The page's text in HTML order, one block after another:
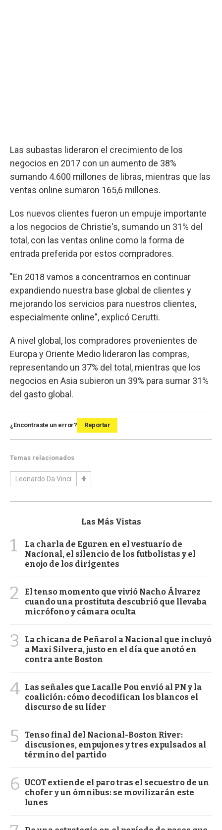
Las subastas lideraron el crecimiento de los
negocios en 2017 con un aumento de 38%
sumando 4.600 millones de libras, mientras que las
ventas online sumaron 165,6 millones.
Los nuevos clientes fueron un empuje importante
a los negocios de Christie's, sumando un 31% del
total, con las ventas online como la forma de
entrada preferida por estos compradores.
"En 2018 vamos a concentrarnos en continuar
expandiendo nuestra base global de clientes y
mejorando los servicios para nuestros clientes,
especialmente online", explicó Cerutti.
A nivel global, los compradores provenientes de
Europa y Oriente Medio lideraron las compras,
representando un 37% del total, mientras que los
negocios en Asia subieron un 39% para sumar 31%
del gasto global.
¿Encontraste un error? Reportar
Temas relacionados
Leonardo Da Vinci
Las Más Vistas
1
La charla de Eguren en el vestuario de
Nacional, el silencio de los futbolistas y el
enojo de los dirigentes
2
El tenso momento que vivió Nacho Álvarez
cuando una prostituta descubrió que llevaba
micrófono y cámara oculta
3
La chicana de Peñarol a Nacional que incluyó
a Maxi Silvera, justo en el día que anotó en
contra ante Boston
4 Las señales que Lacalle Pou envió al PN y la
coalición: cómo decodifican los blancos el
discurso de su líder
5
Tenso final del Nacional-Boston River:
discusiones, empujones y tres expulsados al
término del partido
6 UCOT extiende el paro tras el secuestro de un
chofer y un ómnibus: se movilizarán este
lunes